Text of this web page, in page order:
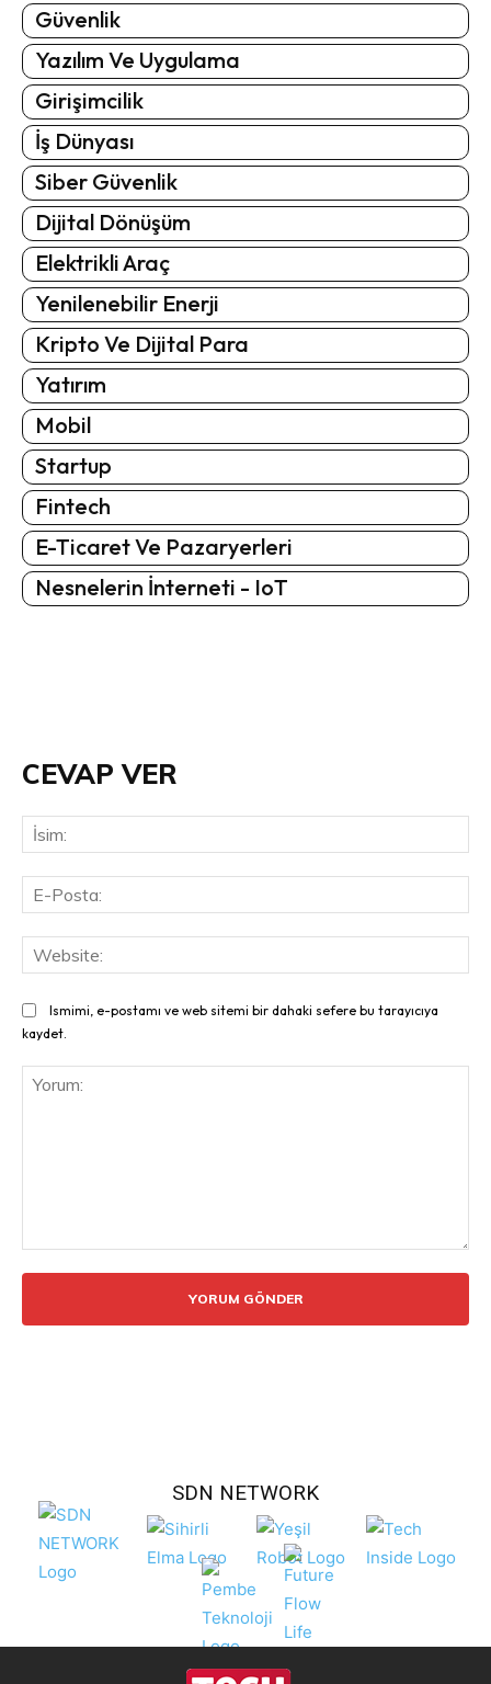
Güvenlik
Yazılım Ve Uygulama
Girişimcilik
İş Dünyası
Siber Güvenlik
Dijital Dönüşüm
Elektrikli Araç
Yenilenebilir Enerji
Kripto Ve Dijital Para
Yatırım
Mobil
Startup
Fintech
E-Ticaret Ve Pazaryerleri
Nesnelerin İnterneti - IoT
CEVAP VER
Ismimi, e-postamı ve web sitemi bir dahaki sefere bu tarayıcıya
kaydet.
SDN NETWORK